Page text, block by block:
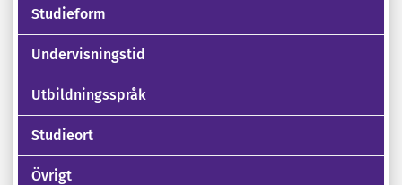
Studieform
Undervisningstid
Utbildningsspråk
Studieort
Övrigt